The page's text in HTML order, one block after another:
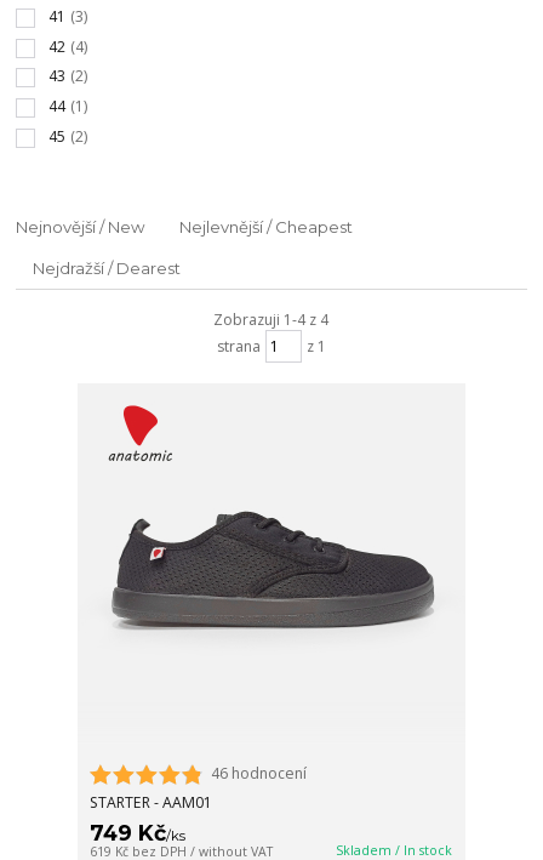
41 (3)
42 (4)
43 (2)
44 (1)
45 (2)
Nejnovější / New Nejlevnější / Cheapest
Nejdražší / Dearest
Zobrazuji 1-4 z 4
strana
z 1
46 hodnocení
STARTER - AAM01
749 Kč/ks
619 Kč bez DPH / without VAT Skladem / In stock